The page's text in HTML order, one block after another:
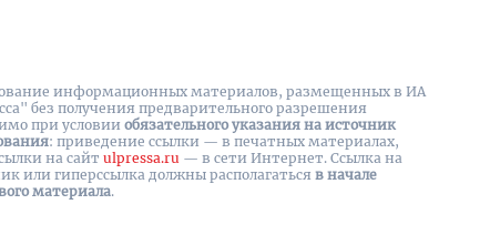
информационных материалов, размещенных в ИА
без получения предварительного разрешения
при условии обязательного указания на источник
: приведение ссылки — в печатных материалах,
на cайт ulpressa.ru — в сети Интернет. Ссылка на
или гиперссылка должны располагаться в начале
материала.